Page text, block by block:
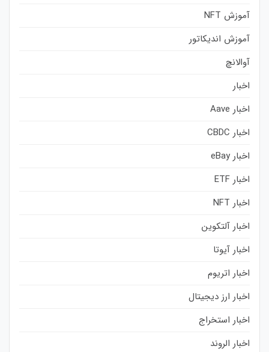
آموزش NFT
آموزش اندیکاتور
آوالانچ
اخبار
اخبار Aave
اخبار CBDC
اخبار eBay
اخبار ETF
اخبار NFT
اخبار آلتکوین
اخبار آیوتا
اخبار اتریوم
اخبار ارز دیجیتال
اخبار استخراج
اخبار الروند